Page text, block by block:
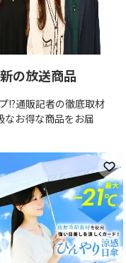
の放送商品
!?通販記者の徹底取材
なお得な商品をお届
登録 お